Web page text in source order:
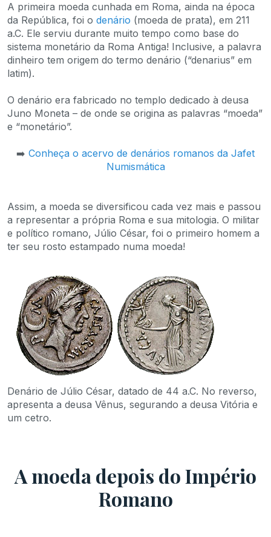
A primeira moeda cunhada em Roma, ainda na época
da República, foi o denário (moeda de prata), em 211
a.C. Ele serviu durante muito tempo como base do
sistema monetário da Roma Antiga! Inclusive, a palavra
dinheiro tem origem do termo denário (“denarius” em
latim).
O denário era fabricado no templo dedicado à deusa
Juno Moneta – de onde se origina as palavras “moeda”
e “monetário”.
➡️ Conheça o acervo de denários romanos da Jafet
Numismática
Assim, a moeda se diversificou cada vez mais e passou
a representar a própria Roma e sua mitologia. O militar
e político romano, Júlio César, foi o primeiro homem a
ter seu rosto estampado numa moeda!
Denário de Júlio César, datado de 44 a.C. No reverso,
apresenta a deusa Vênus, segurando a deusa Vitória e
um cetro.
A moeda depois do Império
Romano